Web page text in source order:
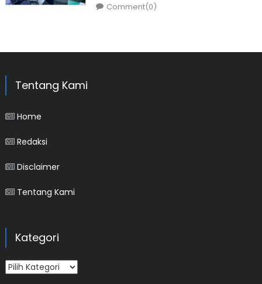
Comment(0)
Tentang Kami
Home
Redaksi
Disclaimer
Tentang Kami
Kategori
Kategori